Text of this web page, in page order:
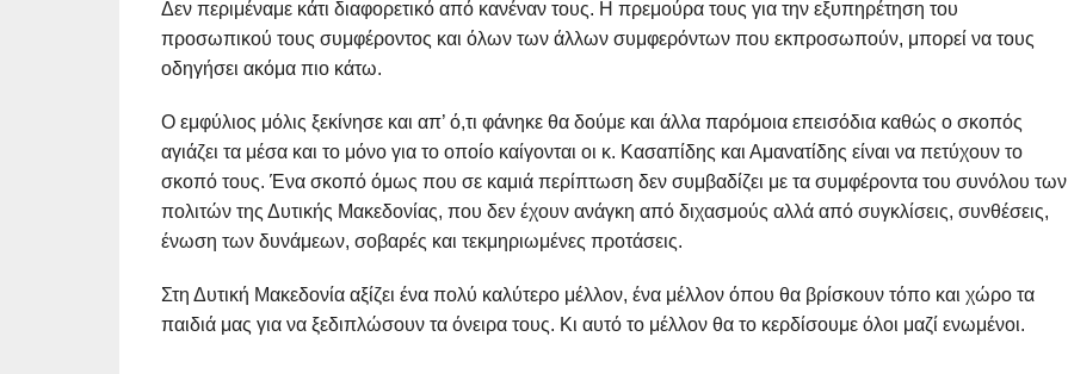
Δεν περιμέναμε κάτι διαφορετικό από κανέναν τους. Η πρεμούρα τους για την εξυπηρέτηση του
προσωπικού τους συμφέροντος και όλων των άλλων συμφερόντων που εκπροσωπούν, μπορεί να τους
οδηγήσει ακόμα πιο κάτω.
Ο εμφύλιος μόλις ξεκίνησε και απ’ ό,τι φάνηκε θα δούμε και άλλα παρόμοια επεισόδια καθώς ο σκοπός
αγιάζει τα μέσα και το μόνο για το οποίο καίγονται οι κ. Κασαπίδης και Αμανατίδης είναι να πετύχουν το
σκοπό τους. Ένα σκοπό όμως που σε καμιά περίπτωση δεν συμβαδίζει με τα συμφέροντα του συνόλου των
πολιτών της Δυτικής Μακεδονίας, που δεν έχουν ανάγκη από διχασμούς αλλά από συγκλίσεις, συνθέσεις,
ένωση των δυνάμεων, σοβαρές και τεκμηριωμένες προτάσεις.
Στη Δυτική Μακεδονία αξίζει ένα πολύ καλύτερο μέλλον, ένα μέλλον όπου θα βρίσκουν τόπο και χώρο τα
παιδιά μας για να ξεδιπλώσουν τα όνειρα τους. Κι αυτό το μέλλον θα το κερδίσουμε όλοι μαζί ενωμένοι.